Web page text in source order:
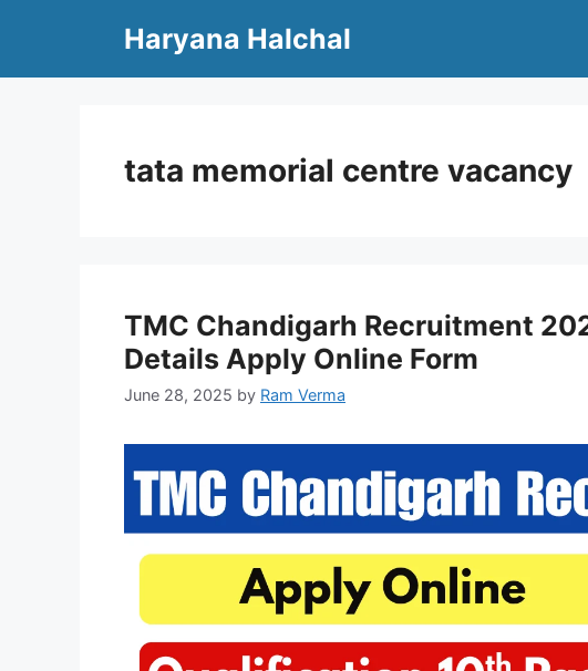
Haryana Halchal
tata memorial centre vacancy
TMC Chandigarh Recruitment
Details Apply Online Form
June 28, 2025 by Ram Verma